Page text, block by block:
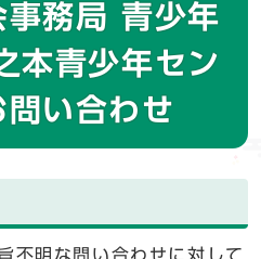
事務局 青少年
本青少年セン
い合わせ
不明な問い合わせに対して